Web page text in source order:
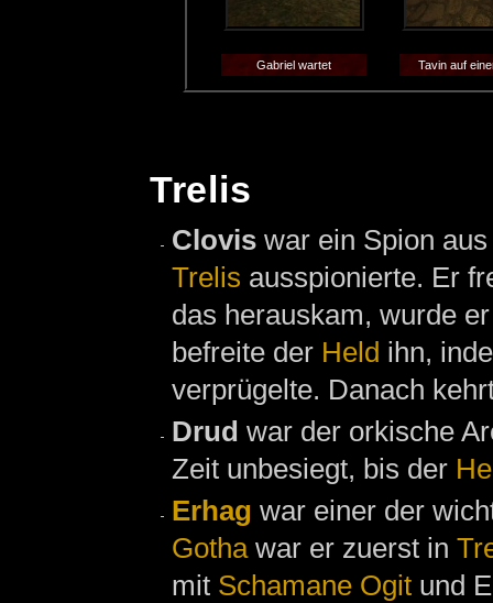
Gabriel wartet Tavin auf
Trelis
Clovis war ein Spion
Trelis ausspionierte. Er
das herauskam, wurde
befreite der Held ihn,
verprügelte. Danach
Drud war der orkische
Zeit unbesiegt, bis der
Erhag war einer der
Gothawar er zuerst in
mit Schamane Ogit und